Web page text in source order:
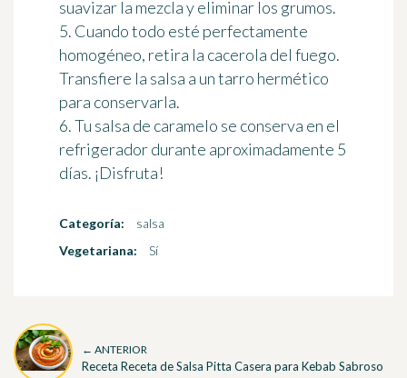
suavizar la mezcla y eliminar los grumos.
5. Cuando todo esté perfectamente
homogéneo, retira la cacerola del fuego.
Transfiere la salsa a un tarro hermético
para conservarla.
6. Tu salsa de caramelo se conserva en el
refrigerador durante aproximadamente 5
días. ¡Disfruta!
Categoría:
salsa
Vegetariana:
Sí
← ANTERIOR
Receta Receta de Salsa Pitta Casera para Kebab Sabroso